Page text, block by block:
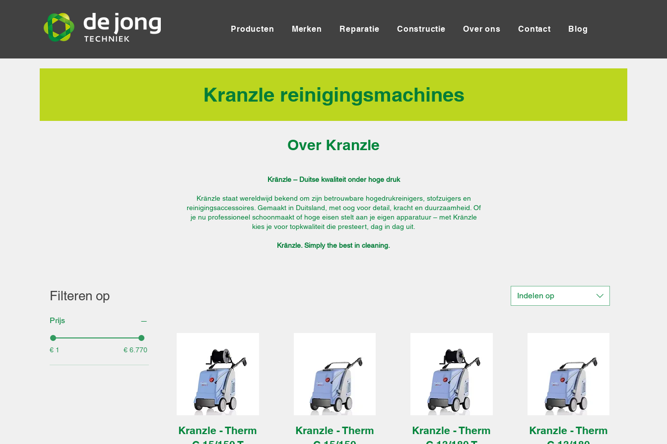
Producten Merken Reparatie Constructie Over ons Contact Blog
Kranzle reinigingsmachines
Over Kranzle
Kränzle – Duitse kwaliteit onder hoge druk
Kränzle staat wereldwijd bekend om zijn betrouwbare hogedrukreinigers, stofzuigers en
reinigingsaccessoires. Gemaakt in Duitsland, met oog voor detail, kracht en duurzaamheid. Of
je nu professioneel schoonmaakt of hoge eisen stelt aan je eigen apparatuur – met Kränzle
kies je voor topkwaliteit die presteert, dag in dag uit.
Kränzle. Simply the best in cleaning.
Filteren op
Prijs
€ 1 € 6.770
Indelen op
Kranzle - Therm
Kranzle - Therm
Kranzle - Therm
Kranzle - Therm